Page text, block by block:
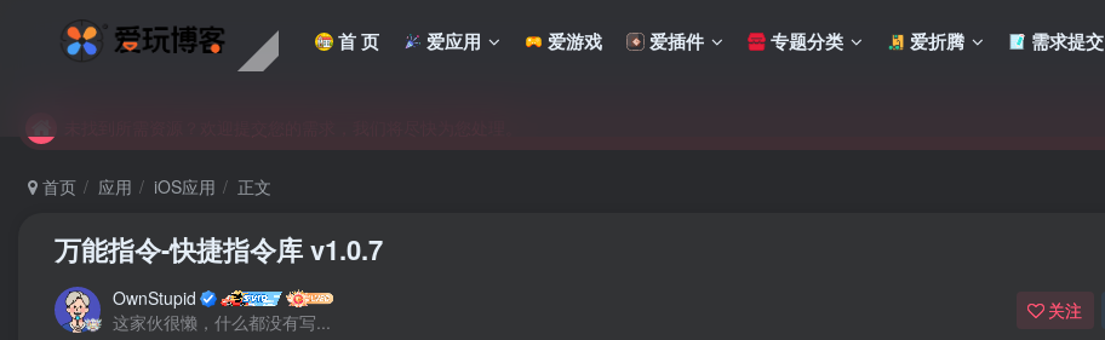
首 页 爱应用 爱游戏 爱插件 专题分类 爱折腾 需求提交
未找到所需资源？欢迎提交您的需求，我们将尽快为您处理。
首页 应用 iOS应用 正文
万能指令-快捷指令库 v1.0.7
OwnStupid
这家伙很懒，什么都没有写...
关注